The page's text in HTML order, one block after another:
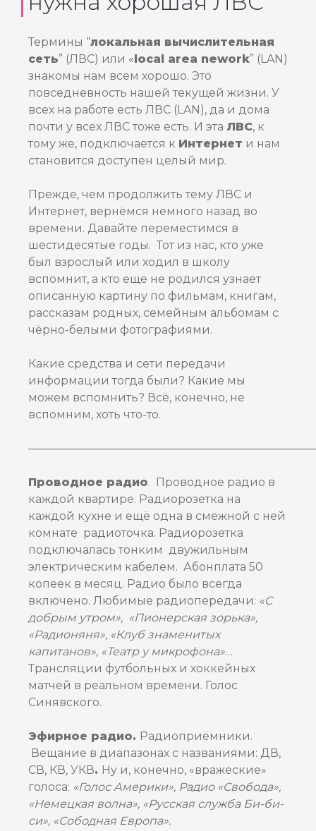
Термины “локальная вычислительная
сеть” (ЛВС) или «local area nework” (LAN)
знакомы нам всем хорошо. Это
повседневность нашей текущей жизни. У
всех на работе есть ЛВС (LAN), да и дома
почти у всех ЛВС тоже есть. И эта ЛВС, к
тому же, подключается к Интернет и нам
становится доступен целый мир.
Прежде, чем продолжить тему ЛВС и
Интернет, вернёмся немного назад во
времени. Давайте переместимся в
шестидесятые годы. Тот из нас, кто уже
был взрослый или ходил в школу
вспомнит, а кто еще не родился узнает
описанную картину по фильмам, книгам,
рассказам родных, семейным альбомам с
чёрно-белыми фотографиями.
Какие средства и сети передачи
информации тогда были? Какие мы
можем вспомнить? Всё, конечно, не
вспомним, хоть что-то.
Проводное радио. Проводное радио в
каждой квартире. Радиорозетка на
каждой кухне и ещё одна в смежной с ней
комнате радиоточка. Радиорозетка
подключалась тонким двужильным
электрическим кабелем. Абонплата 50
копеек в месяц. Радио было всегда
включено. Любимые радиопередачи: «С
добрым утром», «Пионерская зорька»,
«Радионяня», «Клуб знаменитых
капитанов», «Театр у микрофона»…
Трансляции футбольных и хоккейных
матчей в реальном времени. Голос
Синявского.
Эфирное радио. Радиоприёмники.
Вещание в диапазонах с названиями: ДВ,
СВ, КВ, УКВ. Ну и, конечно, «вражеские»
голоса: «Голос Америки», Радио «Свобода»,
«Немецкая волна», «Русская служба Би-би-
си», «Сободная Европа».